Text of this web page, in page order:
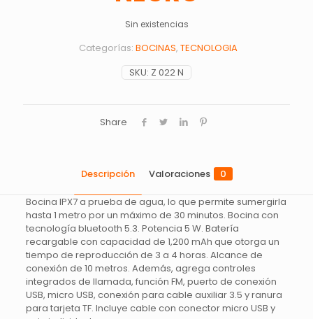
Sin existencias
SKU: Z 022 N
Categorías: BOCINAS, TECNOLOGIA
Share
Descripción Valoraciones 0
Bocina IPX7 a prueba de agua, lo que permite sumergirla
hasta 1 metro por un máximo de 30 minutos. Bocina con
tecnología bluetooth 5.3. Potencia 5 W. Batería
recargable con capacidad de 1,200 mAh que otorga un
tiempo de reproducción de 3 a 4 horas. Alcance de
conexión de 10 metros. Además, agrega controles
integrados de llamada, función FM, puerto de conexión
USB, micro USB, conexión para cable auxiliar 3.5 y ranura
para tarjeta TF. Incluye cable con conector micro USB y